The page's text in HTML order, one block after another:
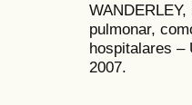
pulmonar,
hospitalares –
2007.